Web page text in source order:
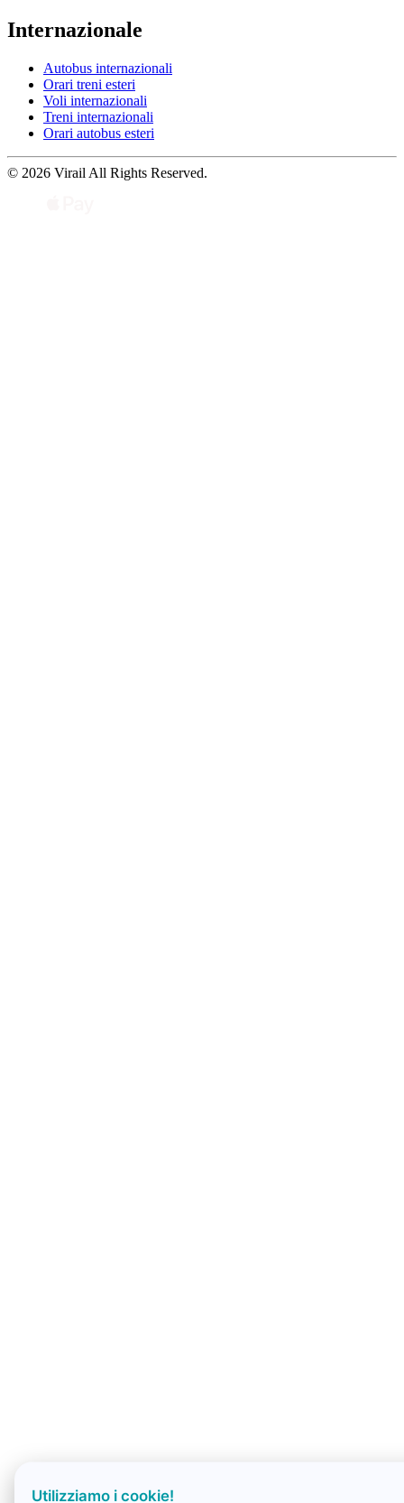
Internazionale
Autobus internazionali
Orari treni esteri
Voli internazionali
Treni internazionali
Orari autobus esteri
© 2026 Virail All Rights Reserved.
Utilizziamo i cookie!